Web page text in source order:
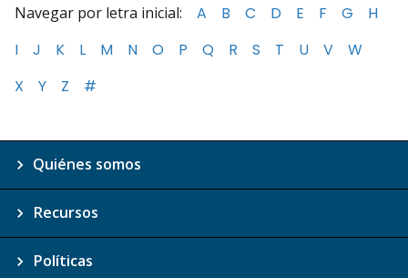
Navegar por letra inicial: A B C D E F G
H
I
J K L M N O P Q R S T U V
W
X
Y Z #
Quiénes somos
Recursos
Políticas